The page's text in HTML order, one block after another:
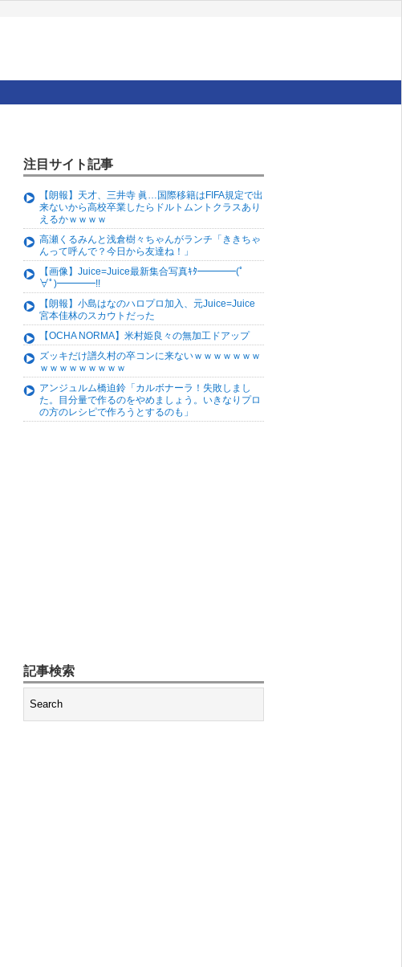
注目サイト記事
【朗報】天才、三井寺 眞…国際移籍はFIFA規定で出
来ないから高校卒業したらドルトムントクラスあり
えるかｗｗｗｗ
高瀬くるみんと浅倉樹々ちゃんがランチ「ききちゃ
んって呼んで？今日から友達ね！」
【画像】Juice=Juice最新集合写真ｷﾀ━━━━(ﾟ
∀ﾟ)━━━━!!
【朗報】小島はなのハロプロ加入、元Juice=Juice
宮本佳林のスカウトだった
【OCHA NORMA】米村姫良々の無加工ドアップ
ズッキだけ譜久村の卒コンに来ないｗｗｗｗｗｗｗ
ｗｗｗｗｗｗｗｗｗ
アンジュルム橋迫鈴「カルボナーラ！失敗しまし
た。目分量で作るのをやめましょう。いきなりプロ
の方のレシピで作ろうとするのも」
記事検索